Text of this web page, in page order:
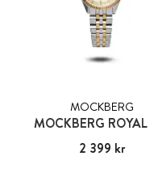
MOCKBERG
MOCKBERG ROYAL
Pris :2 399 kr
2 399 kr